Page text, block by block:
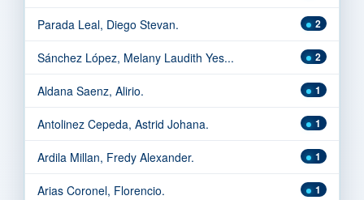
2
Parada Leal, Diego Stevan.
2
Sánchez López, Melany Laudith Yes...
1
Aldana Saenz, Alirio.
1
Antolinez Cepeda, Astrid Johana.
1
Ardila Millan, Fredy Alexander.
1
Arias Coronel, Florencio.